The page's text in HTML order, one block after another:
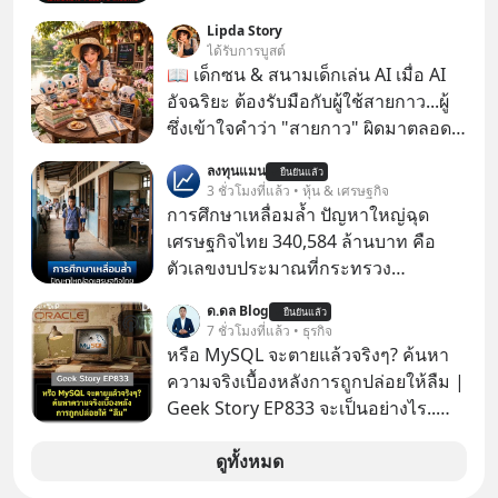
รู้ตัวเรา” จากช่องชื่อว่า UNHEARD
MUSIC ที่ตอนนี้มียอดรับชมกว่า 26
ล้านครั้งแล้ว
Lipda Story
ได้รับการบูสต์
📖 เด็กซน & สนามเด็กเล่น AI เมื่อ AI
อัจฉริยะ ต้องรับมือกับผู้ใช้สายกาว...ผู้
ซึ่งเข้าใจคำว่า "สายกาว" ผิดมาตลอด
ลงทุนแมน ยืนยันแล้ว
3 ชั่วโมงที่แล้ว • หุ้น & เศรษฐกิจ
การศึกษาเหลื่อมล้ำ ปัญหาใหญ่ฉุด
เศรษฐกิจไทย 340,584 ล้านบาท คือ
ตัวเลขงบประมาณที่กระทรวง
รายจ่ายประจำปี 2568 ซึ่งมากที่สุดเป็น
อันดับ 2 รองจากกระทรวงการคลัง
ด.ดล Blog ยืนยันแล้ว
7 ชั่วโมงที่แล้ว • ธุรกิจ
หรือ MySQL จะตายแล้วจริงๆ? ค้นหา
ความจริงเบื้องหลังการถูกปล่อยให้ลืม |
Geek Story EP833 จะเป็นอย่างไร..
กว่าครึ่งโลก ถูกมหาเศรษฐีคู่แข่งทุ่มเงิน
ดูทั้งหมด